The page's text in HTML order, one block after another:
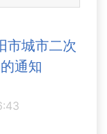
市城市二次
通知